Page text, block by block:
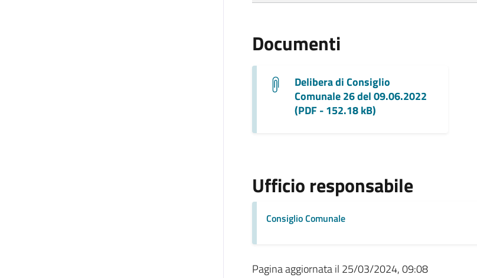
Documenti
Delibera di Consiglio
Comunale 26 del 09.06.2022
(PDF - 152.18 kB)
Ufficio responsabile
Consiglio Comunale
Pagina aggiornata il 25/03/2024, 09:08